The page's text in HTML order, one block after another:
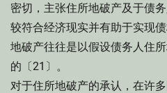
密切，主张住所地破产及于债
较符合经济现实并有助于实现
地破产往往是以假设债务人住
的〔21〕。
对于住所地破产的承认，在许